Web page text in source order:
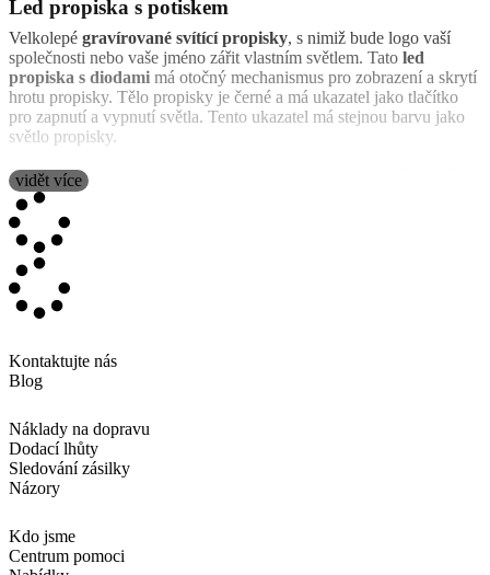
Led propiska s potiskem
Velkolepé gravírované svítící propisky, s nimiž bude logo vaší
společnosti nebo vaše jméno zářit vlastním světlem. Tato led
propiska s diodami má otočný mechanismus pro zobrazení a skrytí
hrotu propisky. Tělo propisky je černé a má ukazatel jako tlačítko
pro zapnutí a vypnutí světla. Tento ukazatel má stejnou barvu jako
světlo propisky.
Tyto propisky lze personalizovat
můžete nahrát libovolný design, logo, obrázek nebo text. Tato
personalizovaná část se po zapnutí světla originálně rozsvítí a
vytvoří velmi působivý výsledek.
Díky svým vlastnostem je tento typ propisek velmi oblíbený jako
iremní dárky, merchandising, akce a reklama
žádný požadavek na minimální objednávku, takže je lze zakoupit
Propiska vyžaduje
vidět více
Kontaktujte nás
Blog
Náklady na dopravu
Dodací lhůty
Sledování zásilky
Názory
Kdo jsme
Centrum pomoci